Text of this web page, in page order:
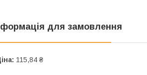
для замовлення
115,84 ₴